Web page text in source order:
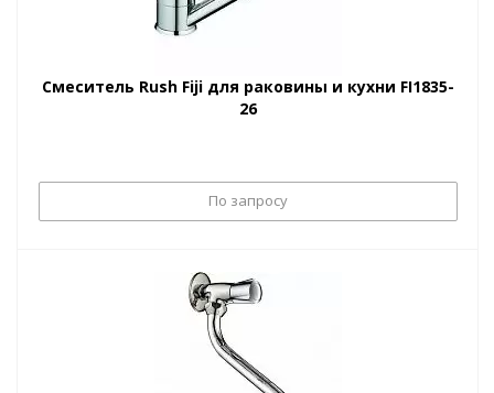
Смеситель Rush Fiji для раковины и кухни FI1835-
26
По запросу